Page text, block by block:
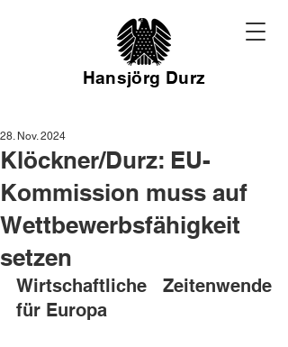
Hansjörg Durz
Klöckner/Durz: EU-
Kommission muss auf
Wettbewerbsfähigkeit
setzen
28. Nov. 2024
Wirtschaftliche Zeitenwende
für Europa